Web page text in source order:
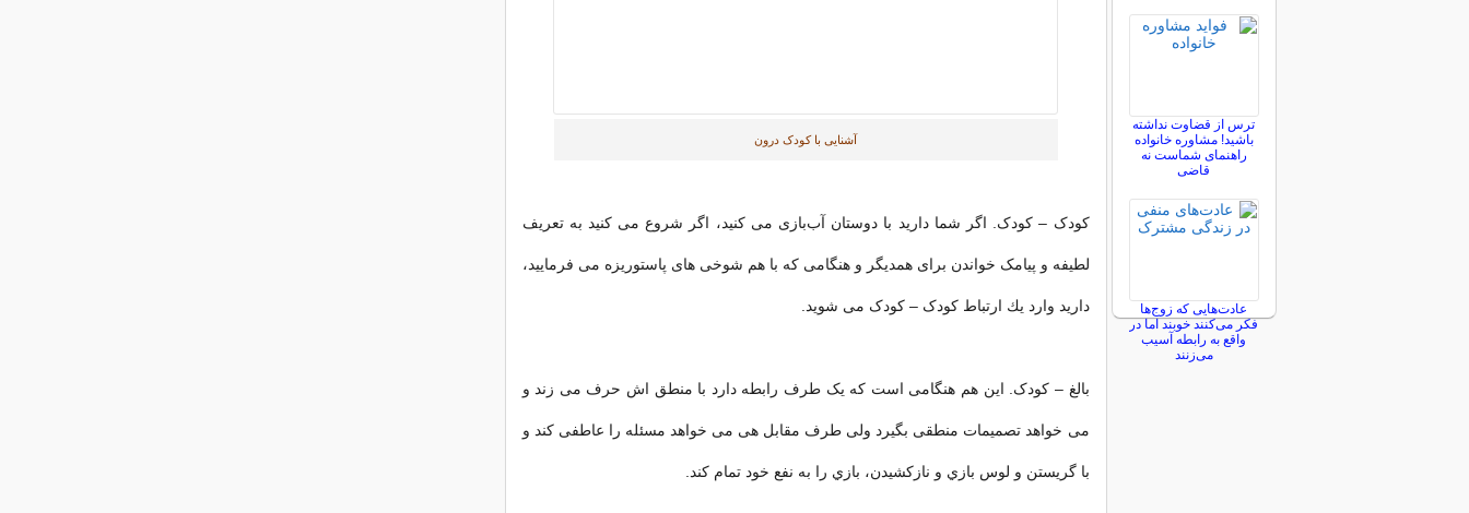
آشنایی با کودک درون
کودک – کودک. اگر شما دارید با دوستان آب‌بازی می کنید، اگر شروع می کنید به تعریف
لطیفه و پیامک خواندن برای همدیگر و هنگامی که با هم شوخی های پاستوریزه می فرمایید،
دارید وارد یك ارتباط کودک – کودک می شوید.
بالغ – کودک. این هم هنگامی است که یک طرف رابطه دارد با منطق اش حرف می زند و
می خواهد تصمیمات منطقی بگیرد ولی طرف مقابل هی می خواهد مسئله را عاطفی کند و
با گریستن و لوس بازي و نازکشیدن، بازي را به نفع خود تمام کند.
ترس از قضاوت نداشته
باشید! مشاوره خانواده
راهنمای شماست نه
قاضی
عادت‌هایی که زوج‌ها
فکر می‌کنند خوبند اما در
واقع به رابطه آسیب
می‌زنند